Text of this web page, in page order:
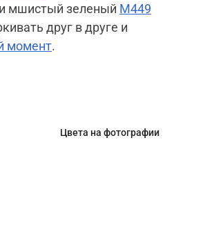
мшистый зеленый M449
друг в друге и
момент.
Цвета на фотографии